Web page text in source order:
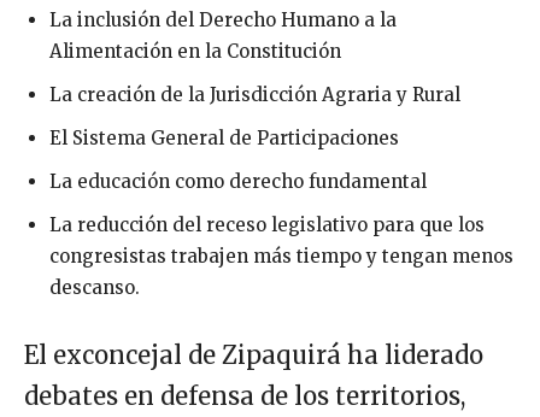
La inclusión del Derecho Humano a la
Alimentación en la Constitución
La creación de la Jurisdicción Agraria y Rural
El Sistema General de Participaciones
La educación como derecho fundamental
La reducción del receso legislativo para que los
congresistas trabajen más tiempo y tengan menos
descanso.
El exconcejal de Zipaquirá ha liderado
debates en defensa de los territorios,